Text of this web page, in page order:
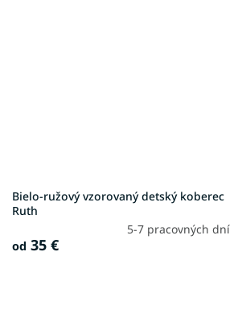
Bielo-ružový vzorovaný detský koberec
Ruth
5-7 pracovných dní
od 35 €